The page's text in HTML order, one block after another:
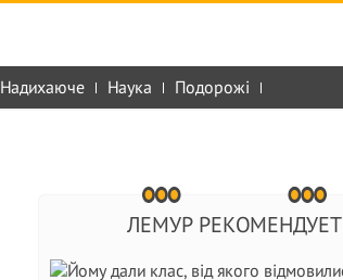
Надихаюче Наука Подорожі
ЛЕМУР РЕКОМЕНДУЕТ